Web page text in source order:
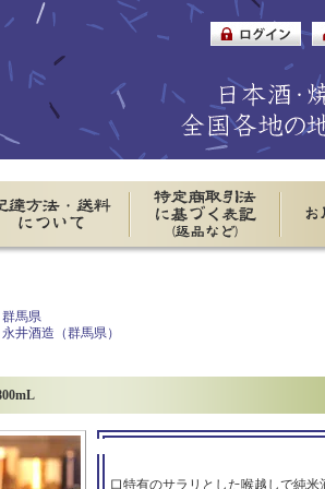
群馬県
永井酒造（群馬県）
口特有のサラリとした喉越しで純米